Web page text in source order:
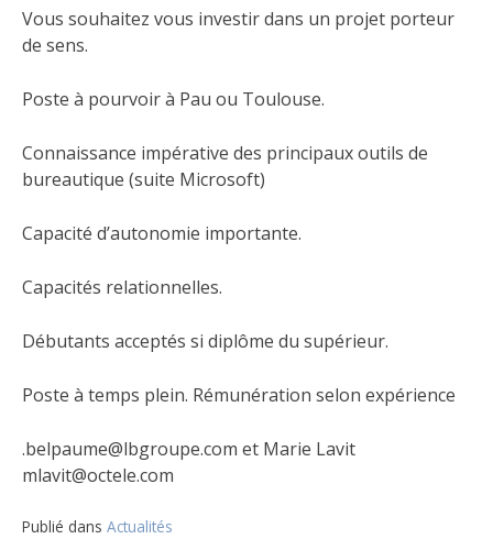
Vous souhaitez vous investir dans un projet porteur
de sens.
Poste à pourvoir à Pau ou Toulouse.
Connaissance impérative des principaux outils de
bureautique (suite Microsoft)
Capacité d’autonomie importante.
Capacités relationnelles.
Débutants acceptés si diplôme du supérieur.
Poste à temps plein. Rémunération selon expérience
.belpaume@lbgroupe.com et Marie Lavit
mlavit@octele.com
Publié dans Actualités